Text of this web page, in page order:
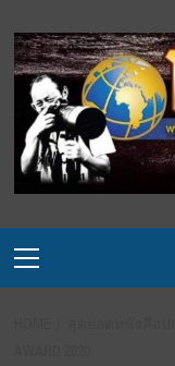
to
content
Menu